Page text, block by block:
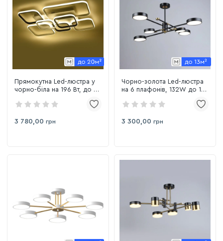
Прямокутна Led-люстра у
чорно-біла на 196 Вт, до 20
WT+BK
3 780,00 грн
Чорно-золота Led-люстра
на 6 плафонів, 132W до 18
BK+COP
3 300,00 грн